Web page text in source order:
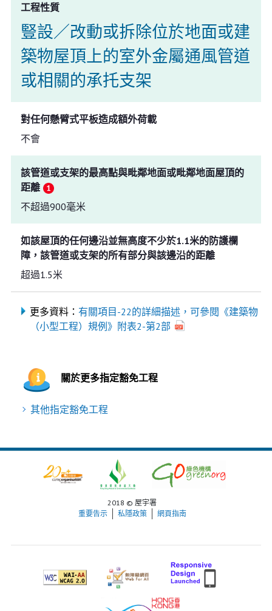
工程性質
豎設／改動或拆除位於地面或建
築物屋頂上的室外金屬通風管道
或相關的承托支架
對任何懸臂式平板造成額外荷載
不會
該管道或支架的最高點與毗鄰地面或毗鄰地面屋頂的
距離
不超過900毫米
如該屋頂的任何邊沿並無高度不少於1.1米的防護欄
障，該管道或支架的所有部分與該邊沿的距離
超過1.5米
更多資料： 有關項目-22的詳細描述，可參閱《建築物
（小型工程）規例》附表2-第2部
關於更多指定豁免工程
其他指定豁免工程
2018 © 屋宇署
重要告示
私隱政策 網頁指南